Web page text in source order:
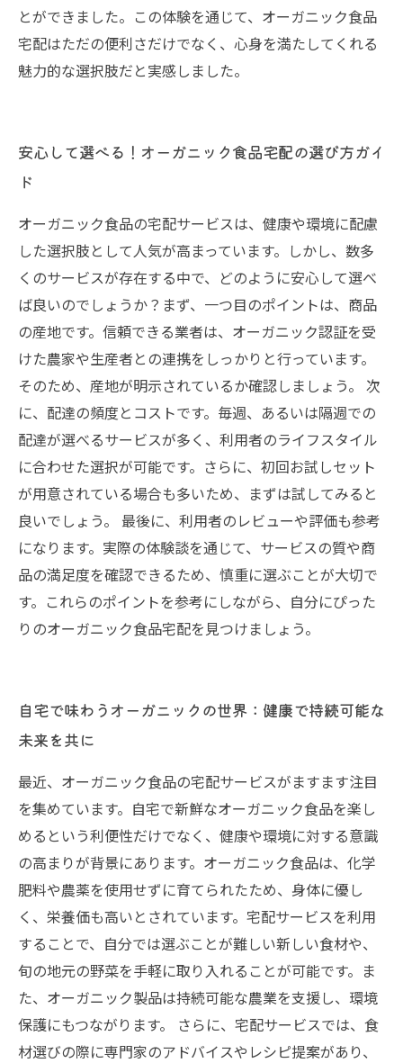
とができました。この体験を通じて、オーガニック食品
宅配はただの便利さだけでなく、心身を満たしてくれる
魅力的な選択肢だと実感しました。
安心して選べる！オーガニック食品宅配の選び方ガイ
ド
オーガニック食品の宅配サービスは、健康や環境に配慮
した選択肢として人気が高まっています。しかし、数多
くのサービスが存在する中で、どのように安心して選べ
ば良いのでしょうか？まず、一つ目のポイントは、商品
の産地です。信頼できる業者は、オーガニック認証を受
けた農家や生産者との連携をしっかりと行っています。
そのため、産地が明示されているか確認しましょう。 次
に、配達の頻度とコストです。毎週、あるいは隔週での
配達が選べるサービスが多く、利用者のライフスタイル
に合わせた選択が可能です。さらに、初回お試しセット
が用意されている場合も多いため、まずは試してみると
良いでしょう。 最後に、利用者のレビューや評価も参考
になります。実際の体験談を通じて、サービスの質や商
品の満足度を確認できるため、慎重に選ぶことが大切で
す。これらのポイントを参考にしながら、自分にぴった
りのオーガニック食品宅配を見つけましょう。
自宅で味わうオーガニックの世界：健康で持続可能な
未来を共に
最近、オーガニック食品の宅配サービスがますます注目
を集めています。自宅で新鮮なオーガニック食品を楽し
めるという利便性だけでなく、健康や環境に対する意識
の高まりが背景にあります。オーガニック食品は、化学
肥料や農薬を使用せずに育てられたため、身体に優し
く、栄養価も高いとされています。宅配サービスを利用
することで、自分では選ぶことが難しい新しい食材や、
旬の地元の野菜を手軽に取り入れることが可能です。ま
た、オーガニック製品は持続可能な農業を支援し、環境
保護にもつながります。 さらに、宅配サービスでは、食
材選びの際に専門家のアドバイスやレシピ提案があり、